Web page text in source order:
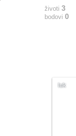
životi 3
bodovi 0
luk